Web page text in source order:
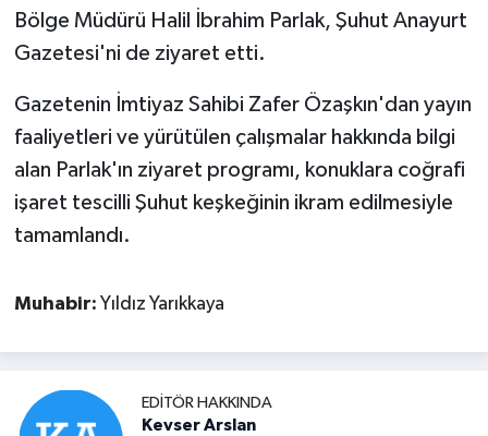
Bölge Müdürü Halil İbrahim Parlak, Şuhut Anayurt
Gazetesi'ni de ziyaret etti.
Gazetenin İmtiyaz Sahibi Zafer Özaşkın'dan yayın
faaliyetleri ve yürütülen çalışmalar hakkında bilgi
alan Parlak'ın ziyaret programı, konuklara coğrafi
işaret tescilli Şuhut keşkeğinin ikram edilmesiyle
tamamlandı.
Muhabir: Yıldız Yarıkkaya
EDITÖR HAKKINDA
Kevser Arslan